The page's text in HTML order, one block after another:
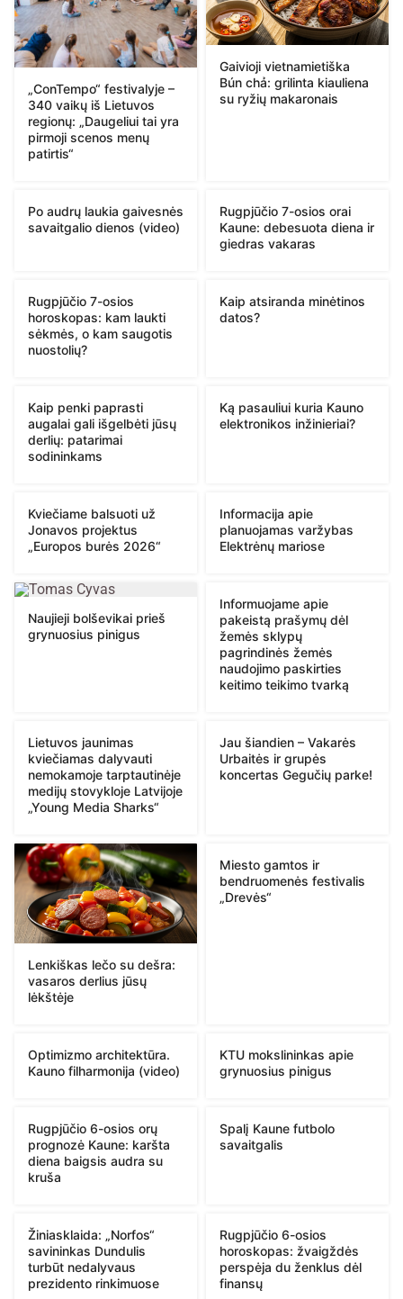
„ConTempo“ festivalyje –
340 vaikų iš Lietuvos
regionų: „Daugeliui tai yra
pirmoji scenos menų
patirtis“
Gaivioji vietnamietiška
Bún chả: grilinta kiauliena
su ryžių makaronais
Po audrų laukia gaivesnės
savaitgalio dienos (video)
Rugpjūčio 7-osios orai
Kaune: debesuota diena ir
giedras vakaras
Rugpjūčio 7-osios
horoskopas: kam laukti
sėkmės, o kam saugotis
nuostolių?
Kaip atsiranda minėtinos
datos?
Kaip penki paprasti
augalai gali išgelbėti jūsų
derlių: patarimai
sodininkams
Ką pasauliui kuria Kauno
elektronikos inžinieriai?
Kviečiame balsuoti už
Jonavos projektus
„Europos burės 2026“
Informacija apie
planuojamas varžybas
Elektrėnų mariose
Naujieji bolševikai prieš
grynuosius pinigus
Informuojame apie
pakeistą prašymų dėl
žemės sklypų
pagrindinės žemės
naudojimo paskirties
keitimo teikimo tvarką
Lietuvos jaunimas
kviečiamas dalyvauti
nemokamoje tarptautinėje
medijų stovykloje Latvijoje
„Young Media Sharks“
Jau šiandien – Vakarės
Urbaitės ir grupės
koncertas Gegučių parke!
Lenkiškas lečo su dešra:
vasaros derlius jūsų
lėkštėje
Miesto gamtos ir
bendruomenės festivalis
„Drevės“
Optimizmo architektūra.
Kauno filharmonija (video)
KTU mokslininkas apie
grynuosius pinigus
Rugpjūčio 6-osios orų
prognozė Kaune: karšta
diena baigsis audra su
kruša
Spalį Kaune futbolo
savaitgalis
Žiniasklaida: „Norfos“
savininkas Dundulis
turbūt nedalyvaus
prezidento rinkimuose
Rugpjūčio 6-osios
horoskopas: žvaigždės
perspėja du ženklus dėl
finansų